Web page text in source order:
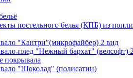
постельного белья (КПБ) из
"Кантри"(микрофайбер) 2 вид
плед "Нежный бархат" (велсофт)
покрывала
"Шоколад" (полисатин)